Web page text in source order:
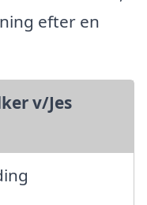
efter en
v/Jes